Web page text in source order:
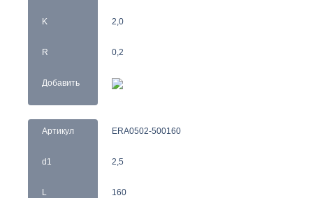
K
R
Добавить
2,0
0,2
Артикул
d1
L
ERA0502-500160
2,5
160